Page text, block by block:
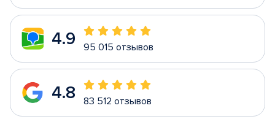
4.9 95 015 отзывов
4.8 83 512 отзывов